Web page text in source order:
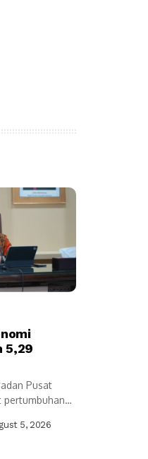
5,29
Pusat
pertumbuhan
5, 2026